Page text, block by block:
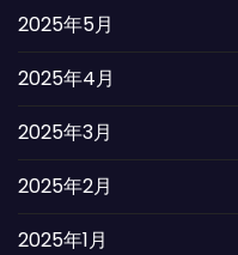
2025年5月
2025年4月
2025年3月
2025年2月
2025年1月